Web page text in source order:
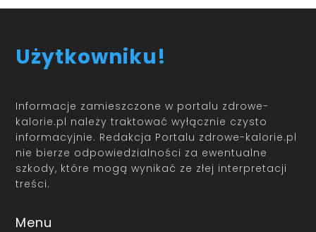
Użytkowniku!
Informacje zamieszczone w portalu zdrowe-
kalorie.pl należy traktować wyłącznie czysto
informacyjnie. Redakcja Portalu zdrowe-kalorie.pl
nie bierze odpowiedzialności za ewentualne
szkody, które mogą wynikać ze złej interpretacji
treści.
Menu